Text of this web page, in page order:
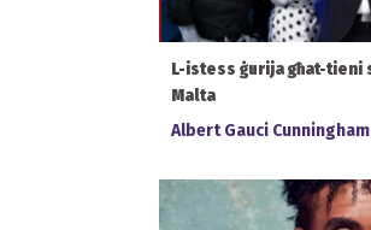
L-istess ġurija għat-tieni
Malta
Albert Gauci Cunningham